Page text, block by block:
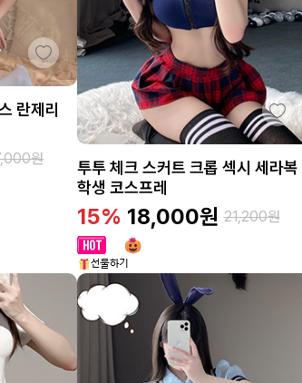
란제리
원
투투 체크 스커트 크롭 섹시 세라복
학생 코스프레
15% 18,000원 21,200원